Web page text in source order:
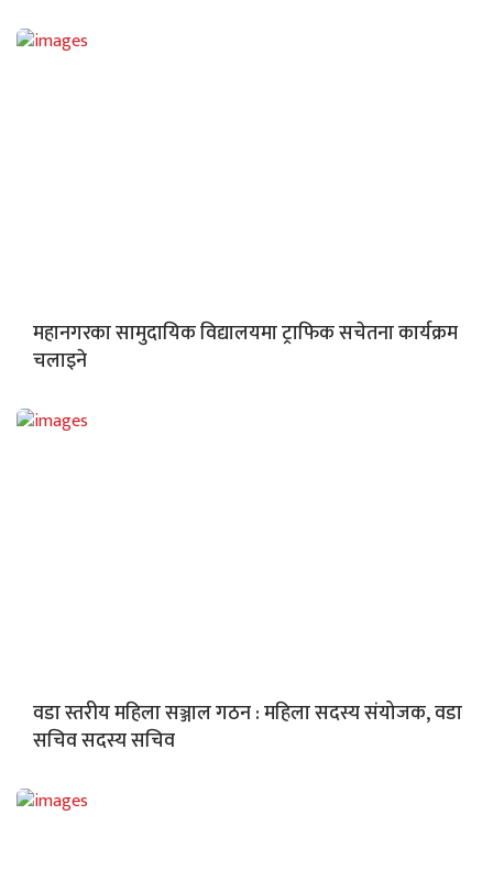
महानगरका सामुदायिक विद्यालयमा ट्राफिक सचेतना कार्यक्रम
चलाइने
वडा स्तरीय महिला सञ्जाल गठन : महिला सदस्य संयोजक, वडा
सचिव सदस्य सचिव